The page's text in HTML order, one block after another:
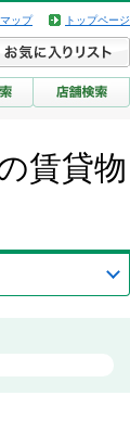
ップ トップページ
賃貸物